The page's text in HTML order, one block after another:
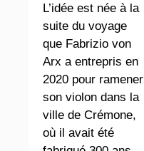
L’idée est née à la
suite du voyage
que Fabrizio von
Arx a entrepris en
2020 pour ramener
son violon dans la
ville de Crémone,
où il avait été